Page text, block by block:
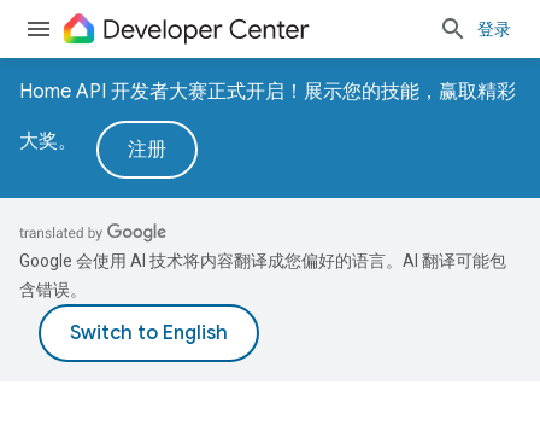
登录
Home API 开发者大赛正式开启！展示您的技能，赢取精彩
大奖。 注册
Google 会使用 AI 技术将内容翻译成您偏好的语言。AI 翻译可能包
含错误。